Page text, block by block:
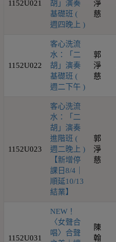
1152U021
胡」演奏
基礎班 (
週四晚上 )
淨
慈
1152U022
客心洗流
水：「二
胡」演奏
基礎班 (
週二下午 )
郭
淨
慈
1152U023
客心洗流
水：「二
胡」演奏
進階班 (
週二晚上 )
【新增停
課日8/4｜
順延10/13
結業】
郭
淨
慈
1152U031
NEW！
〈女聲合
唱〉合聲
陳
翰